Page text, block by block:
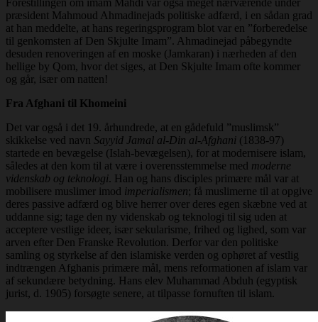
præsident Mahmoud Ahmadinejads politiske adfærd, i en sådan grad
at han meddelte, at hans regeringsprogram blot var en ”forberedelse
til genkomsten af Den Skjulte Imam”. Ahmadinejad påbegyndte
desuden renoveringen af en moske (Jamkaran) i nærheden af den
hellige by Qom, hvor det siges, at Den Skjulte Imam ofte kommer
og går, især om natten!
Fra Afghani til Khomeini
Det var også i det 19. århundrede, at en gådefuld ”muslimsk”
skikkelse ved navn Sayyid Jamal al-Din al-Afghani (1838-97)
startede en bevægelse (Islah-bevægelsen), for at modernisere islam,
således at den kom til at være i overensstemmelse med moderne
videnskab og teknologi. Han og hans disciples primære mål var at
mobilisere muslimer imod imperialismen; få muslimerne til at opgive
deres passive adfærd og blive herrer over deres egen skæbne ved at
uddanne sig; tage den ny videnskab og teknologi til sig uden at
acceptere vestlige ideer, især sekularisme, frihed og lighed, som var
arven efter Den Franske Revolution. Derfor var den politiske
samling og styrkelse af den islamiske verden og ophøret af vestlig
indtrængen Afghanis primære mål, mens reformationen af islam var
af sekundære betydning. Hans elev Muhammad Abduh (egyptisk
jurist, d. 1905) forsøgte senere, at tilpasse fornuften til islam.